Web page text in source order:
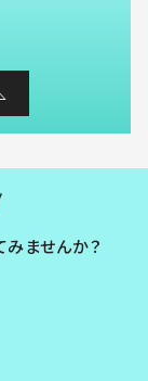
みませんか？